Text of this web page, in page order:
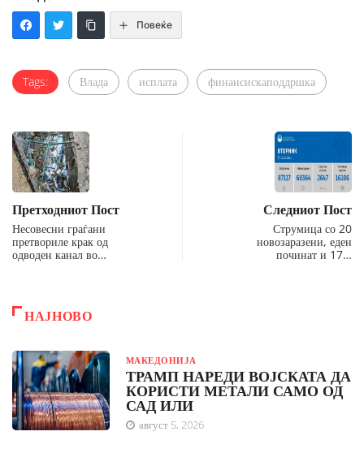
Повеќе
Tags: Влада исплата финансискаподдршка
Претходниот Пост
Несовесни граѓани
претвориле крак од
одводен канал во…
Следниот Пост
Струмица со 20
новозаразени, еден
починат и 17…
НАЈНОВО
МАКЕДОНИЈА
ТРАМП НАРЕДИ ВОЈСКАТА ДА
КОРИСТИ МЕТАЛИ САМО ОД
САД ИЛИ
август 5, 2026